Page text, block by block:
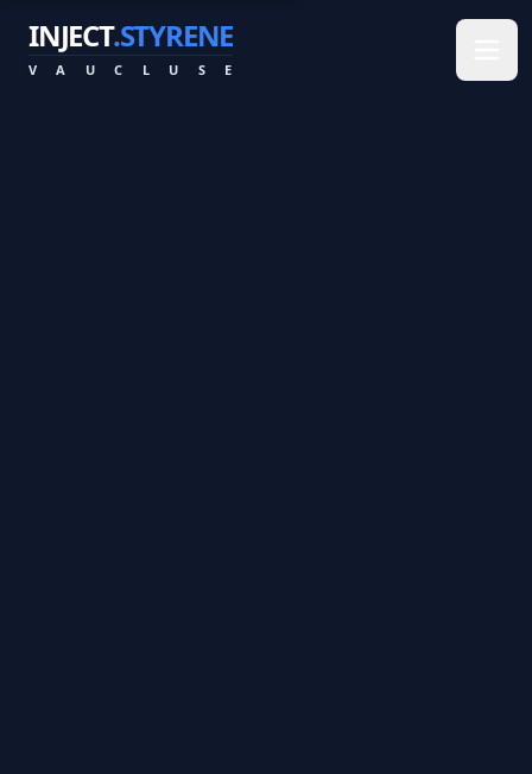
INJECT.STYRENE
V A U C L U S E